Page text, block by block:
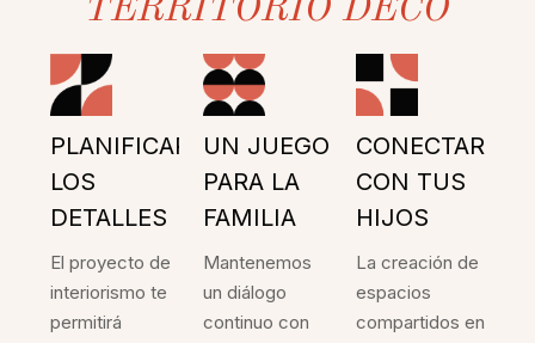
TERRITORIO DECO
PLANIFICAR
LOS
DETALLES
El proyecto de
interiorismo te
permitirá
UN JUEGO
PARA LA
FAMILIA
Mantenemos
un diálogo
continuo con
CONECTAR
CON TUS
HIJOS
La creación de
espacios
compartidos en